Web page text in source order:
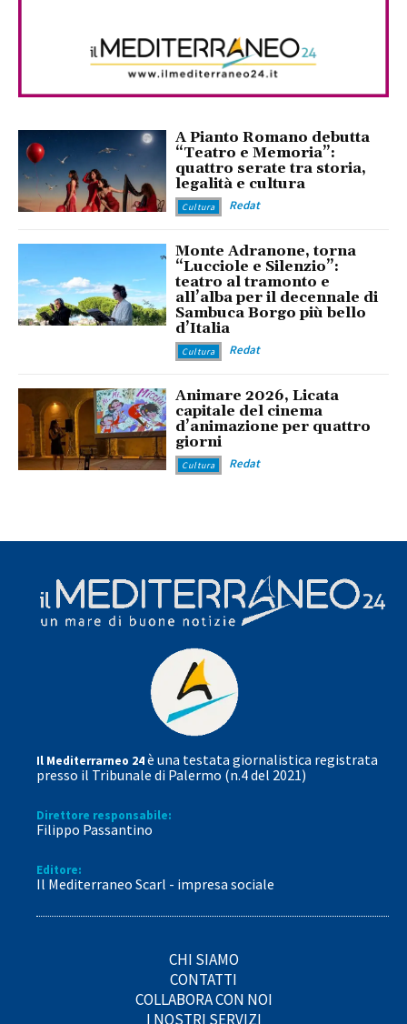
A Pianto Romano debutta
“Teatro e Memoria”:
quattro serate tra storia,
legalità e cultura
Cultura Redat
Monte Adranone, torna
“Lucciole e Silenzio”:
teatro al tramonto e
all’alba per il decennale di
Sambuca Borgo più bello
d’Italia
Cultura Redat
Animare 2026, Licata
capitale del cinema
d’animazione per quattro
giorni
Cultura Redat
Il Mediterrarneo 24è una testata giornalistica registrata
presso il Tribunale di Palermo (n.4 del 2021)
Direttore responsabile:
Filippo Passantino
Editore:
Il Mediterraneo Scarl - impresa sociale
CHI SIAMO
CONTATTI
COLLABORA CON NOI
I NOSTRI SERVIZI